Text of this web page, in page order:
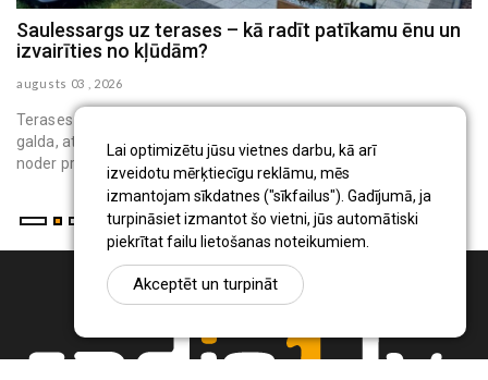
Lai optimizētu jūsu vietnes darbu, kā arī
izveidotu mērķtiecīgu reklāmu, mēs
izmantojam sīkdatnes ("sīkfailus"). Gadījumā, ja
turpināsiet izmantot šo vietni, jūs automātiski
piekrītat failu lietošanas noteikumiem.
Akceptēt un turpināt
Saulessargs uz terases – kā radīt patīkamu ēnu un
izvairīties no kļūdām?
augusts 03 , 2026
Terases saulessargs ir pārvietojams āra aprīkojums, kas virs
galda, atpūtas krēsliem vai bērnu rotaļu vietas rada ēnu. Tas
noder privātmāju iedzīvo...